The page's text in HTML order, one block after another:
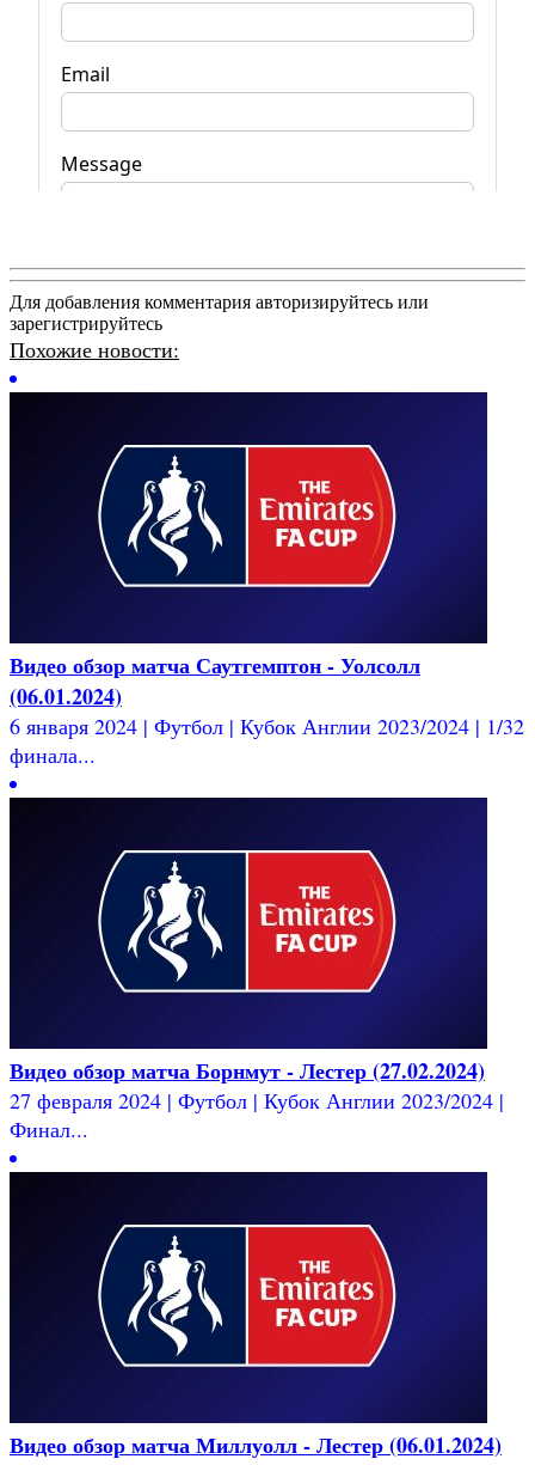
Для добавления комментария авторизируйтесь или
зарегистрируйтесь
Похожие новости:
Видео обзор матча Саутгемптон - Уолсолл
(06.01.2024)
6 января 2024 | Футбол | Кубок Англии 2023/2024 | 1/32
финала...
Видео обзор матча Борнмут - Лестер (27.02.2024)
27 февраля 2024 | Футбол | Кубок Англии 2023/2024 |
Финал...
Видео обзор матча Миллуолл - Лестер (06.01.2024)